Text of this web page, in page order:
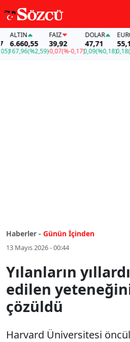
ALTIN
6.660,55
(%2,59)
FAİZ
39,92
-0,07(%-0,17)
DOLAR
47,71
0,09(%0,18)
EURO
55,19
0,18
Haberler - Günün İçinden
13 Mayıs 2026 - 00:44
Yılanların
edilen
çözüldü
Harvard Üniversitesi